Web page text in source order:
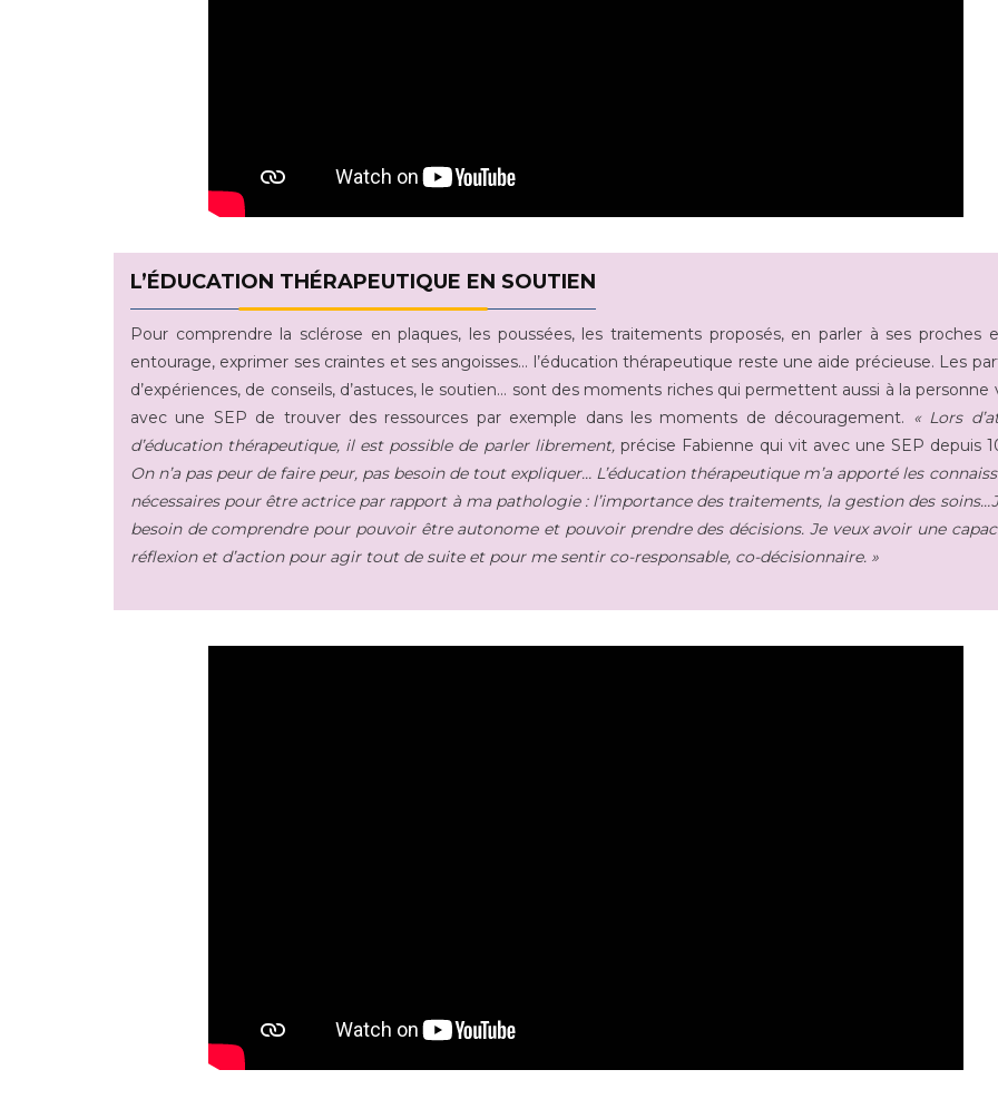
L’ÉDUCATION THÉRAPEUTIQUE EN SOUTIEN
Pour comprendre la sclérose en plaques, les poussées, les traitements proposés, en parler à ses proches
entourage, exprimer ses craintes et ses angoisses… l’éducation thérapeutique reste une aide précieuse. Les
d’expériences, de conseils, d’astuces, le soutien… sont des moments riches qui permettent aussi à la personne
avec une SEP de trouver des ressources par exemple dans les moments de découragement. « Lors
d’éducation thérapeutique, il est possible de parler librement, précise Fabienne qui vit avec une SEP depuis
On n’a pas peur de faire peur, pas besoin de tout expliquer… L’éducation thérapeutique m’a apporté les
nécessaires pour être actrice par rapport à ma pathologie : l’importance des traitements, la gestion des
besoin de comprendre pour pouvoir être autonome et pouvoir prendre des décisions. Je veux avoir une
réflexion et d’action pour agir tout de suite et pour me sentir co-responsable, co-décisionnaire. »